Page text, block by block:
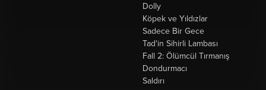
Dolly
Köpek ve Yıldızlar
Sadece Bir Gece
Tad'in Sihirli Lambası
Fall 2: Ölümcül Tırmanış
Dondurmacı
Saldırı